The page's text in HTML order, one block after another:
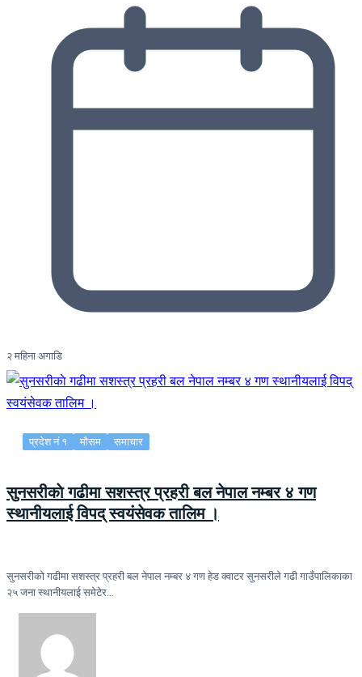
२ महिना अगाडि
प्रदेश नं १ मौसम समाचार
सुनसरीकाे गढीमा सशस्त्र प्रहरी बल नेपाल नम्बर ४ गण
स्थानीयलाई विपद् स्वयंसेवक तालिम ।
सुनसरीकाे गढीमा सशस्त्र प्रहरी बल नेपाल नम्बर ४ गण हेड क्वाटर सुनसरीले गढी गाउँपालिकाका
२५ जना स्थानीयलाई समेटेर…